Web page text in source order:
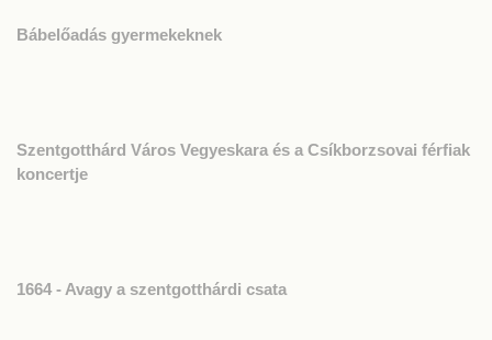
Bábelőadás gyermekeknek
Szentgotthárd Város Vegyeskara és a Csíkborzsovai férfiak
koncertje
1664 - Avagy a szentgotthárdi csata